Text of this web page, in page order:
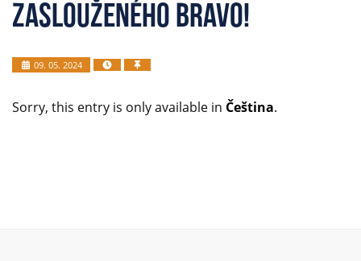
zaslouženého BRAVO!
09. 05. 2024
Sorry, this entry is only available in Čeština.